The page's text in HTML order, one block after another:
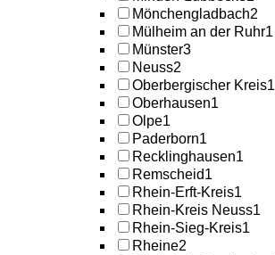
Mönchengladbach2
Mülheim an der Ruhr1
Münster3
Neuss2
Oberbergischer Kreis1
Oberhausen1
Olpe1
Paderborn1
Recklinghausen1
Remscheid1
Rhein-Erft-Kreis1
Rhein-Kreis Neuss1
Rhein-Sieg-Kreis1
Rheine2